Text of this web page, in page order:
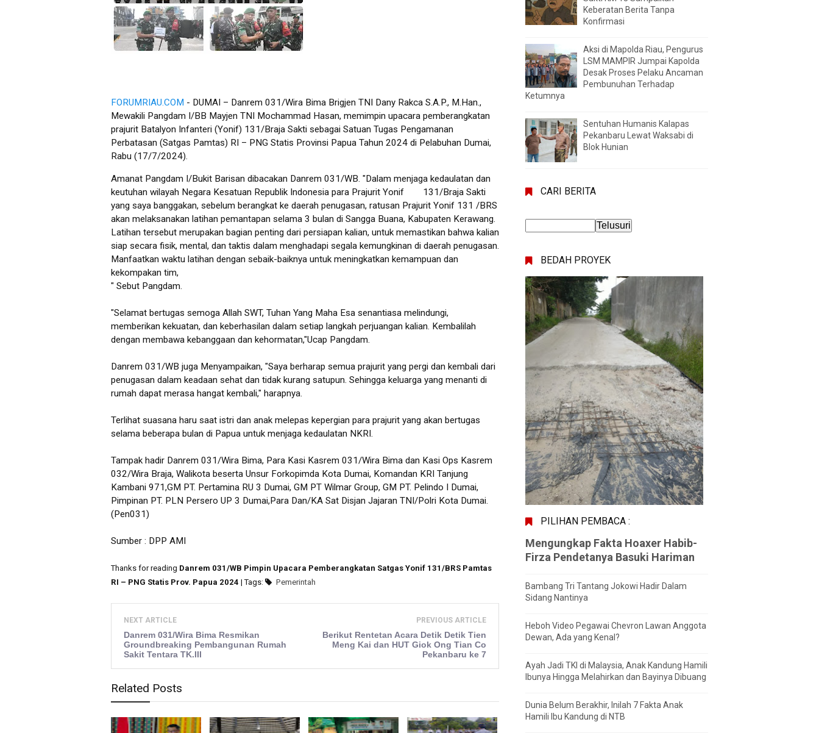
FORUMRIAU.COM - DUMAI – Danrem 031/Wira Bima Brigjen TNI Dany Rakca S.A.P., M.Han.,
Mewakili Pangdam I/BB Mayjen TNI Mochammad Hasan, memimpin upacara pemberangkatan
prajurit Batalyon Infanteri (Yonif) 131/Braja Sakti sebagai Satuan Tugas Pengamanan
Perbatasan (Satgas Pamtas) RI – PNG Statis Provinsi Papua Tahun 2024 di Pelabuhan Dumai,
Rabu (17/7/2024).
Amanat Pangdam I/Bukit Barisan dibacakan Danrem 031/WB. "Dalam menjaga kedaulatan dan
keutuhan wilayah Negara Kesatuan Republik Indonesia para Prajurit Yonif
131/Braja Sakti
yang saya banggakan, sebelum berangkat ke daerah penugasan, ratusan Prajurit Yonif 131 /BRS
akan melaksanakan latihan pemantapan selama 3 bulan di Sangga Buana, Kabupaten Kerawang.
Latihan tersebut merupakan bagian penting dari persiapan kalian, untuk memastikan bahwa kalian
siap secara fisik, mental, dan taktis dalam menghadapi segala kemungkinan di daerah penugasan.
Manfaatkan waktu latihan dengan sebaik-baiknya untuk meningkatkan kemampuan dan
kekompakan tim,
" Sebut Pangdam.
"Selamat bertugas semoga Allah SWT, Tuhan Yang Maha Esa senantiasa melindungi,
memberikan kekuatan, dan keberhasilan dalam setiap langkah perjuangan kalian. Kembalilah
dengan membawa kebanggaan dan kehormatan,"Ucap Pangdam.
Danrem 031/WB juga Menyampaikan, "Saya berharap semua prajurit yang pergi dan kembali dari
penugasan dalam keadaan sehat dan tidak kurang satupun. Sehingga keluarga yang menanti di
rumah dapat merasa hangat kembali," harapnya.
Terlihat suasana haru saat istri dan anak melepas kepergian para prajurit yang akan bertugas
selama beberapa bulan di Papua untuk menjaga kedaulatan NKRI.
Tampak hadir Danrem 031/Wira Bima, Para Kasi Kasrem 031/Wira Bima dan Kasi Ops Kasrem
032/Wira Braja, Walikota beserta Unsur Forkopimda Kota Dumai, Komandan KRI Tanjung
Kambani 971,GM PT. Pertamina RU 3 Dumai, GM PT Wilmar Group, GM PT. Pelindo I Dumai,
Pimpinan PT. PLN Persero UP 3 Dumai,Para Dan/KA Sat Disjan Jajaran TNI/Polri Kota Dumai.
(Pen031)
Sumber : DPP AMI
Thanks for reading Danrem 031/WB Pimpin Upacara Pemberangkatan Satgas Yonif 131/BRS Pamtas
RI – PNG Statis Prov. Papua 2024 | Tags: Pemerintah
NEXT ARTICLE
Danrem 031/Wira Bima Resmikan
Groundbreaking Pembangunan Rumah
Sakit Tentara TK.III
PREVIOUS ARTICLE
Berikut Rentetan Acara Detik Detik Tien
Meng Kai dan HUT Giok Ong Tian Co
Pekanbaru ke 7
Related Posts
Keberatan Berita Tanpa
Konfirmasi
Aksi di Mapolda Riau, Pengurus
LSM MAMPIR Jumpai Kapolda
Desak Proses Pelaku Ancaman
Pembunuhan Terhadap
Ketumnya
Sentuhan Humanis Kalapas
Pekanbaru Lewat Waksabi di
Blok Hunian
CARI BERITA
BEDAH PROYEK
PILIHAN PEMBACA :
Mengungkap Fakta Hoaxer Habib-
Firza Pendetanya Basuki Hariman
Bambang Tri Tantang Jokowi Hadir Dalam
Sidang Nantinya
Heboh Video Pegawai Chevron Lawan Anggota
Dewan, Ada yang Kenal?
Ayah Jadi TKI di Malaysia, Anak Kandung Hamili
Ibunya Hingga Melahirkan dan Bayinya Dibuang
Dunia Belum Berakhir, Inilah 7 Fakta Anak
Hamili Ibu Kandung di NTB